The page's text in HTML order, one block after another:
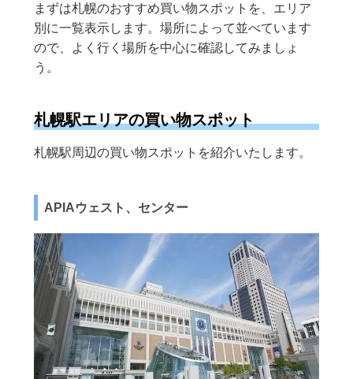
まずは札幌のおすすめ買い物スポットを、エリア
別に一覧表示します。場所によって並べています
ので、よく行く場所を中心に確認してみましょ
う。
札幌駅エリアの買い物スポット
札幌駅周辺の買い物スポットを紹介いたします。
APIAウェスト、センター